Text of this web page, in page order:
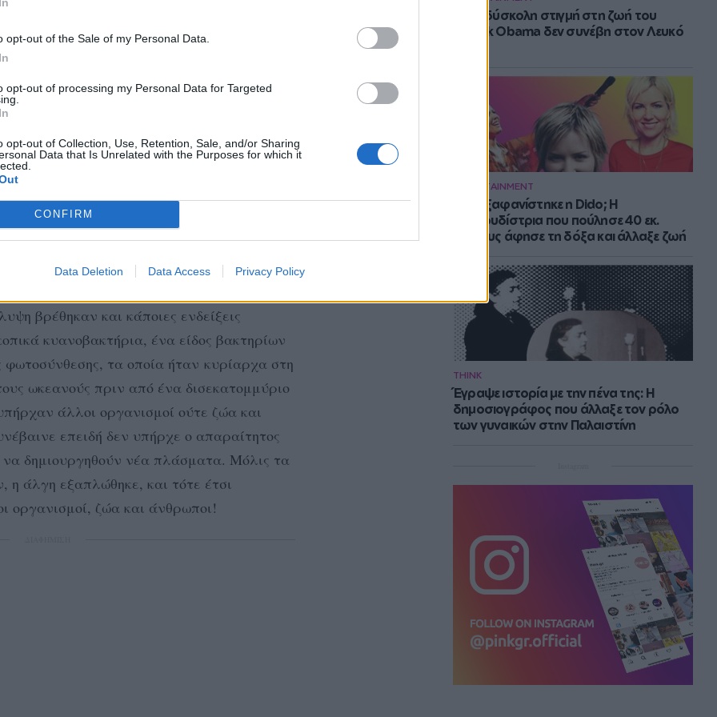
opt-out of the Sale of my Personal Data.
opt-out of processing my Personal Data for Targeted
opt-out of Collection, Use, Retention, Sale, and/or Sharing
Data that Is Unrelated with the Purposes for which it
CONFIRM
Data Deletion Data Access Privacy Policy
Η πιο δύσκολη στιγμή στη ζωή του
Barack Obama δεν συνέβη στον Λευκό
ENTERTAINMENT
Πού εξαφανίστηκε η Dido; Η
τραγουδίστρια που πούλησε 40 εκ.
δίσκους άφησε τη δόξα και άλλαξε ζωή
THINK
Έγραψε ιστορία με την πένα της: Η
δημοσιογράφος που άλλαξε τον ρόλο
των γυναικών στην Παλαιστίνη
την ηλικία του, είναι το αρχαιότερο
γεωολογικά αρχεία. Η επιστήμονας που
χρώμα κατά τη διάρκεια
της Αυστραλίας, αυτό το χρώμα
έτη από τα επόμενα χρώματα που
των ωκεανών.
χρωματισμοί; Mοριακά απολιθώματα
οργανισμοί στα βάθη ενός
βρέθηκαν και κάποιες ενδείξεις
κυανοβακτήρια, ένα είδος βακτηρίων
τα οποία ήταν κυρίαρχα στη
ωκεανούς πριν από ένα δισεκατομμύριο
άλλοι οργανισμοί ούτε ζώα και
επειδή δεν υπήρχε ο απαραίτητος
δημιουργηθούν νέα πλάσματα. Μόλις τα
η άλγη εξαπλώθηκε, και τότε έτσι
οργανισμοί, ζώα και άνθρωποι!